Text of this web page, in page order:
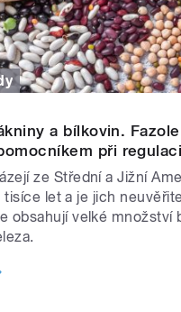
a bílkovin.
při
ze Střední a Jižní
tisíce let a je jich
obsahují velké množství